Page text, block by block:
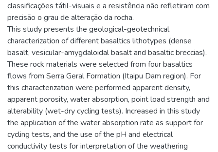
classificações tátil-visuais e a resistência não refletiram com
precisão o grau de alteração da rocha.
This study presents the geological-geotechnical
characterization of different basaltics lithotypes (dense
basalt, vesicular-amygdaloidal basalt and basaltic breccias).
These rock materials were selected from four basaltics
flows from Serra Geral Formation (Itaipu Dam region). For
this characterization were performed apparent density,
apparent porosity, water absorption, point load strength and
alterability (wet-dry cycling tests). Increased in this study
the application of the water absorption rate as support for
cycling tests, and the use of the pH and electrical
conductivity tests for interpretation of the weathering